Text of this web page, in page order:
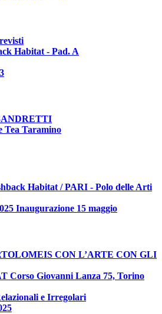
Habitat - Pad. A
Tea Taramino
Habitat / PARI - Polo delle Arti
Inaugurazione 15 maggio
CON L’ARTE CON GLI
Corso Giovanni Lanza 75, Torino
e Irregolari